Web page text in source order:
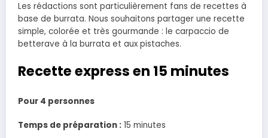
Les rédactions sont particulièrement fans de recettes à
base de burrata. Nous souhaitons partager une recette
simple, colorée et très gourmande : le carpaccio de
betterave à la burrata et aux pistaches.
Recette express en 15 minutes
Pour 4 personnes
Temps de préparation : 15 minutes